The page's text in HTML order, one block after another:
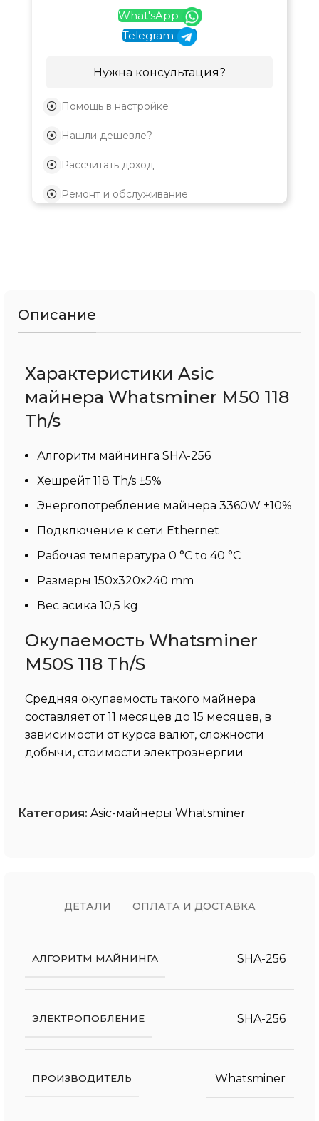
What'sApp
Telegram
Нужна консультация?
Помощь в настройке
Нашли дешевле?
Рассчитать доход
Ремонт и обслуживание
Описание
Характеристики Asic
майнера Whatsminer M50 118
Th/s
Алгоритм майнинга SHA-256
Хешрейт 118 Th/s ±5%
Энергопотребление майнера 3360W ±10%
Подключение к сети Ethernet
Рабочая температура 0 °C to 40 °C
Размеры 150х320х240 mm
Вес асика 10,5 kg
Окупаемость Whatsminer
M50S 118 Th/S
Средняя окупаемость такого майнера
составляет от 11 месяцев до 15 месяцев, в
зависимости от курса валют, сложности
добычи, стоимости электроэнергии
Категория: Asic-майнеры Whatsminer
ДЕТАЛИ ОПЛАТА И ДОСТАВКА
АЛГОРИТМ МАЙНИНГА SHA-256
ЭЛЕКТРОПОБЛЕНИЕ SHA-256
ПРОИЗВОДИТЕЛЬ Whatsminer